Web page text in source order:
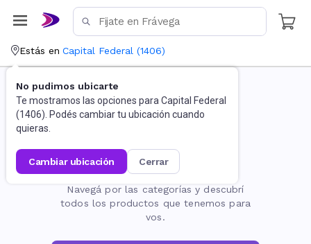
Estás en Capital Federal (1406)
No pudimos ubicarte
Te mostramos las opciones para Capital Federal
(1406). Podés cambiar tu ubicación cuando
quieras.
cambiar ubicación cerrar
La página no existe
Navegá por las categorías y descubrí
todos los productos que tenemos para
vos.